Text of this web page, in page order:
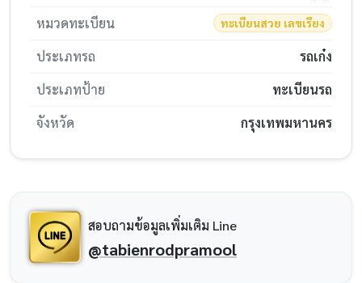
หมวดทะเบียน ทะเบียนสวย เลขเรียง
ประเภทรถ
รถเก๋ง
ประเภทป้าย
ทะเบียนรถ
จังหวัด
กรุงเทพมหานคร
สอบถามข้อมูลเพิ่มเติม Line
@tabienrodpramool